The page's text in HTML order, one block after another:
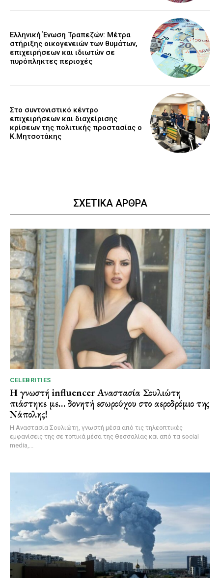
Ελληνική Ένωση Τραπεζών: Μέτρα
στήριξης οικογενειών των θυμάτων,
επιχειρήσεων και ιδιωτών σε
πυρόπληκτες περιοχές
Στο συντονιστικό κέντρο
επιχειρήσεων και διαχείρισης
κρίσεων της πολιτικής προστασίας ο
Κ.Μητσοτάκης
ΣΧΕΤΙΚΑ ΑΡΘΡΑ
CELEBRITIES
Η γνωστή influencer Αναστασία Σουλιώτη
πιάστηκε με… δονητή εσωρούχου στο αεροδρόμιο της
Νάπολης!
Η Αναστασία Σουλιώτη, γνωστή μέσα από τις τηλεοπτικές
εμφανίσεις της σε τοπικά μέσα της Θεσσαλίας και από τα social
media,...